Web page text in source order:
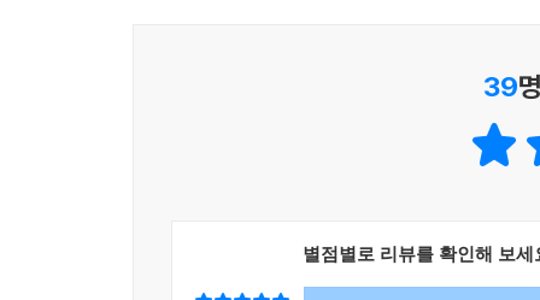
갈등과 가스라이팅을 겪으면서 수차례 내 능력
런 업무 환경을 변화시키거나, 그것이 어렵다면
스로를 억압하면서 이미 변화하고 있는 나를 리셋
어디인지, 알맞고 바른 정도를 어떻게 지킬 수 있
변호사 시험에 합격한 후 이소은은 뉴욕 로펌에
대처했고 때론 육체와 정신이 상할 정도로 스스
써나가고, 나 자신을 잃지 않는 적절한 가면을 찾
39
별점별로 리뷰를 확인해 보세